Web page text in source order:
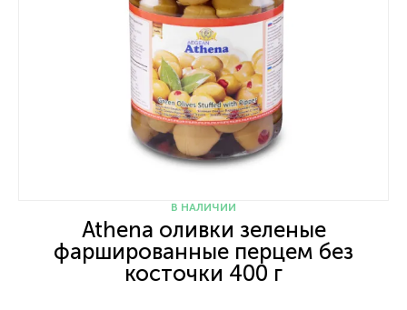
В НАЛИЧИИ
Athena оливки зеленые
фаршированные перцем без
косточки 400 г